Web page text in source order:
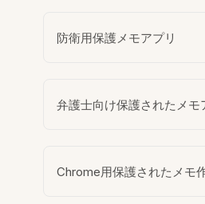
防衛用保護メモアプリ
弁護士向け保護されたメモ
Chrome用保護されたメモ